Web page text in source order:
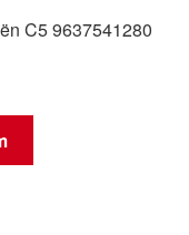
C5 9637541280